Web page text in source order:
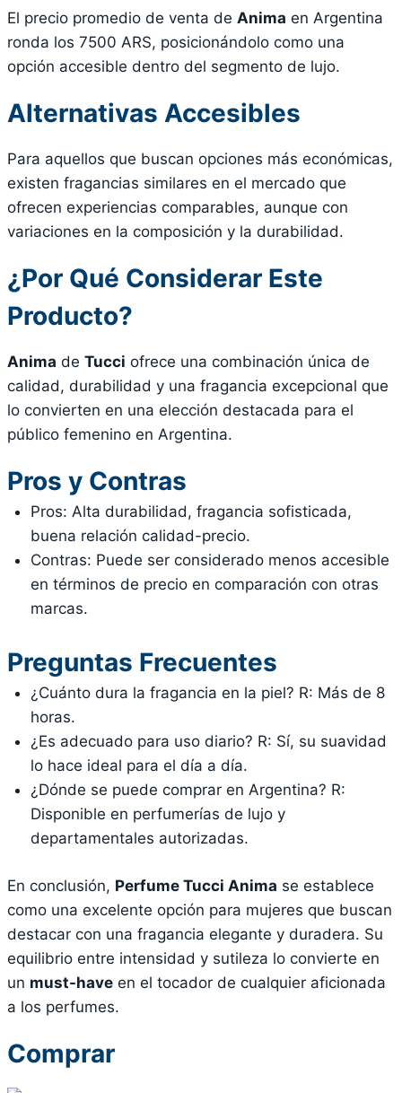
El precio promedio de venta de Anima en Argentina
ronda los 7500 ARS, posicionándolo como una
opción accesible dentro del segmento de lujo.
Alternativas Accesibles
Para aquellos que buscan opciones más económicas,
existen fragancias similares en el mercado que
ofrecen experiencias comparables, aunque con
variaciones en la composición y la durabilidad.
¿Por Qué Considerar Este
Producto?
Anima de Tucci ofrece una combinación única de
calidad, durabilidad y una fragancia excepcional que
lo convierten en una elección destacada para el
público femenino en Argentina.
Pros y Contras
Pros: Alta durabilidad, fragancia sofisticada,
buena relación calidad-precio.
Contras: Puede ser considerado menos accesible
en términos de precio en comparación con otras
marcas.
Preguntas Frecuentes
¿Cuánto dura la fragancia en la piel? R: Más de 8
horas.
¿Es adecuado para uso diario? R: Sí, su suavidad
lo hace ideal para el día a día.
¿Dónde se puede comprar en Argentina? R:
Disponible en perfumerías de lujo y
departamentales autorizadas.
En conclusión, Perfume Tucci Anima se establece
como una excelente opción para mujeres que buscan
destacar con una fragancia elegante y duradera. Su
equilibrio entre intensidad y sutileza lo convierte en
un must-have en el tocador de cualquier aficionada
a los perfumes.
Comprar